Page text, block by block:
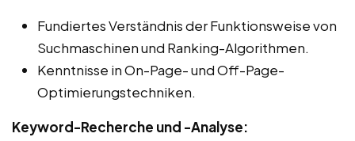
Fundiertes Verständnis der Funktionsweise von
Suchmaschinen und Ranking-Algorithmen.
Kenntnisse in On-Page- und Off-Page-
Optimierungstechniken.
Keyword-Recherche und -Analyse: